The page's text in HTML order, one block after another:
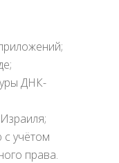
ДНК-
с учётом
права.